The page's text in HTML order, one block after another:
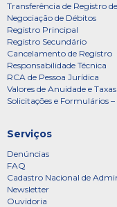
Transferência de Registro
Negociação de Débitos
Registro Principal
Registro Secundário
Cancelamento de Registro
Responsabilidade Técnica
RCA de Pessoa Jurídica
Valores de Anuidade e Taxas
Solicitações e Formulários
Serviços
Denúncias
FAQ
Cadastro Nacional de
Newsletter
Ouvidoria